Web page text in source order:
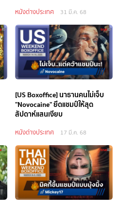
หนังต่างประเทศ 31 มี.ค. 68
[US Boxoffice] นาธานคนไม่เจ็บ
"Novocaine" ยึดแชมป์ให้สุด
สัปดาห์แสนเงียบ
หนังต่างประเทศ 17 มี.ค. 68